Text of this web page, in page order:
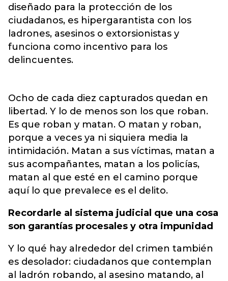
diseñado para la protección de los
ciudadanos, es hipergarantista con los
ladrones, asesinos o extorsionistas y
funciona como incentivo para los
delincuentes.
Ocho de cada diez capturados quedan en
libertad. Y lo de menos son los que roban.
Es que roban y matan. O matan y roban,
porque a veces ya ni siquiera media la
intimidación. Matan a sus víctimas, matan a
sus acompañantes, matan a los policías,
matan al que esté en el camino porque
aquí lo que prevalece es el delito.
Recordarle al sistema judicial que una cosa
son garantías procesales y otra impunidad
Y lo qué hay alrededor del crimen también
es desolador: ciudadanos que contemplan
al ladrón robando, al asesino matando, al